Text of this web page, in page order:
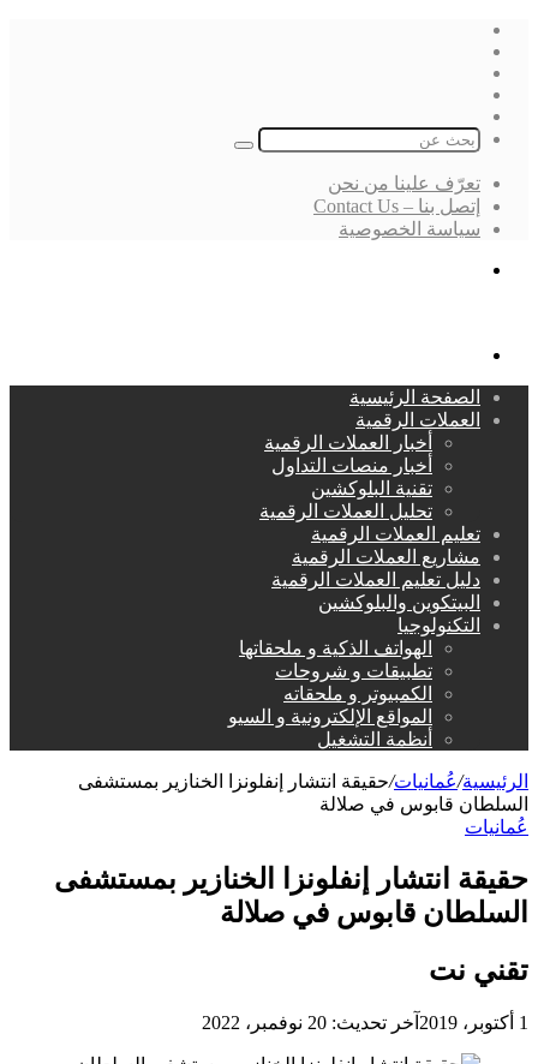
بحث
تعرّف علينا من نحن
إتصل بنا – Contact Us
سياسة الخصوصية
الصفحة الرئيسية
العملات الرقمية
أخبار العملات الرقمية
أخبار منصات التداول
تقنية البلوكشين
تحليل العملات الرقمية
تعليم العملات الرقمية
مشاريع العملات الرقمية
دليل تعليم العملات الرقمية
البيتكوين والبلوكشين
التكنولوجيا
الهواتف الذكية و ملحقاتها
تطبيقات و شروحات
الكمبيوتر و ملحقاته
المواقع الإلكترونية و السيو
أنظمة التشغيل
الرئيسية/عُمانيات/حقيقة انتشار إنفلونزا الخنازير بمستشفى
السلطان قابوس في صلالة
عُمانيات
حقيقة انتشار إنفلونزا الخنازير بمستشفى
السلطان قابوس في صلالة
تقني نت
1 أكتوبر، 2019 آخر تحديث: 20 نوفمبر، 2022